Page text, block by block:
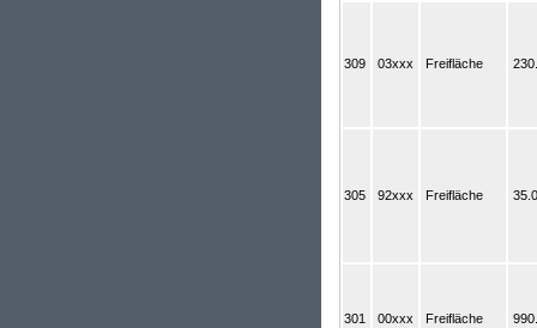
309 03xxx Freifläche
305 92xxx Freifläche
301 00xxx Freifläche